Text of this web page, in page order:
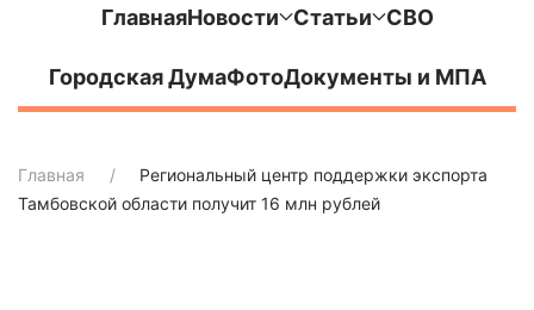
ГлавнаяНовости Статьи СВО
Городская ДумаФотоДокументы и МПА
Главная
Региональный центр поддержки экспорта
Тамбовской области получит 16 млн рублей